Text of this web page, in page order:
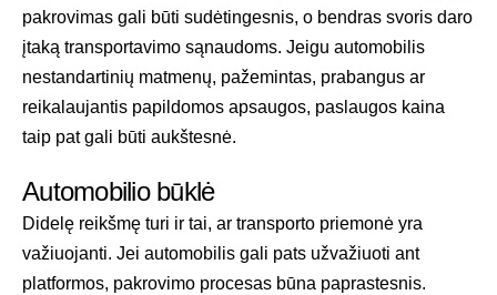
pakrovimas gali būti sudėtingesnis, o bendras svoris daro
įtaką transportavimo sąnaudoms. Jeigu automobilis
nestandartinių matmenų, pažemintas, prabangus ar
reikalaujantis papildomos apsaugos, paslaugos kaina
taip pat gali būti aukštesnė.
Automobilio būklė
Didelę reikšmę turi ir tai, ar transporto priemonė yra
važiuojanti. Jei automobilis gali pats užvažiuoti ant
platformos, pakrovimo procesas būna paprastesnis.